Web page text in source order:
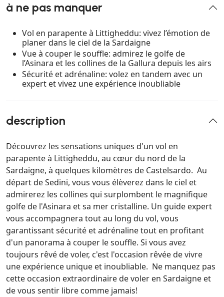
à ne pas manquer
Vol en parapente à Littigheddu: vivez l’émotion de
planer dans le ciel de la Sardaigne
Vue à couper le souffle: admirez le golfe de
l’Asinara et les collines de la Gallura depuis les airs
Sécurité et adrénaline: volez en tandem avec un
expert et vivez une expérience inoubliable
description
Découvrez les sensations uniques d'un vol en
parapente à Littigheddu, au cœur du nord de la
Sardaigne, à quelques kilomètres de Castelsardo. Au
départ de Sedini, vous vous élèverez dans le ciel et
admirerez les collines qui surplombent le magnifique
golfe de l'Asinara et sa mer cristalline. Un guide expert
vous accompagnera tout au long du vol, vous
garantissant sécurité et adrénaline tout en profitant
d'un panorama à couper le souffle. Si vous avez
toujours rêvé de voler, c'est l'occasion rêvée de vivre
une expérience unique et inoubliable. Ne manquez pas
cette occasion extraordinaire de voler en Sardaigne et
de vous sentir libre comme jamais!